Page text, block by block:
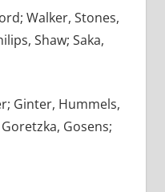
Walker, Stones,
Shaw; Saka,
Ginter, Hummels,
Gosens;